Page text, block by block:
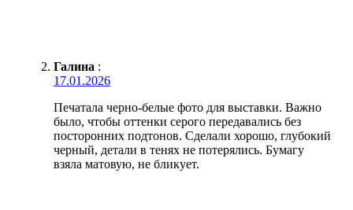
Галина :
17.01.2026
Печатала черно-белые фото для выставки. Важно
было, чтобы оттенки серого передавались без
посторонних подтонов. Сделали хорошо, глубокий
черный, детали в тенях не потерялись. Бумагу
взяла матовую, не бликует.